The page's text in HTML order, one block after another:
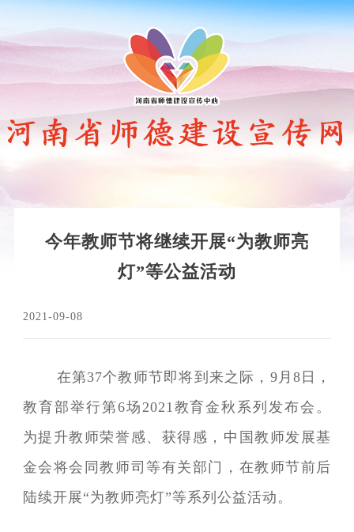
今年教师节将继续开展“为教师亮
灯”等公益活动
2021-09-08
在第37个教师节即将到来之际，9月8日，
教育部举行第6场2021教育金秋系列发布会。
为提升教师荣誉感、获得感，中国教师发展基
金会将会同教师司等有关部门，在教师节前后
陆续开展“为教师亮灯”等系列公益活动。